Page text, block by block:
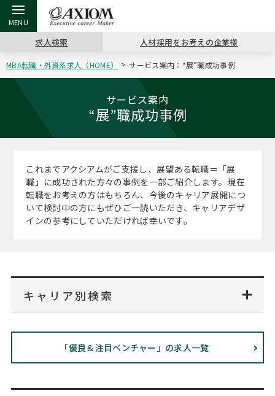
戻る
アクシアムの特長
サービス案内
“展”職
戻る
キャリア支援 TOP
キャリアデザイン講座
（最新求人市場動向）
MBAキ
ステージ別アドバイス
MBAの転職事例
インターン受入企業一覧
年齢と年収の相関図
戻る
転職ツール TOP
英文レジュメの書き方
英文レ
日本語履歴書テンプレート
よくある面接Q&A集
Web面接の準備・注意点
戻る
転職コラム TOP
“展”職相談室
コンサルティングの現場から
転職成功への4つの鍵
注目企業インタビュー
戻る
イベント・セミナー TOP
キャリアデザインセミナー
ジョブフェア
海外セミナー
プロ経営者の特別セミナー
Career Talk Live
MBA NETWORKING
戻る
会社概要 TOP
アクセス
採用情報
ニュースリリース
求人検索 人材採用をお考えの企業様
MBA転職・外資系求人（HOME） サービス案内：“展”職成功事例
サービス案内
“展”職成功事例
これまでアクシアムがご支援し、展望ある転職＝「展
職」に成功された方々の事例を一部ご紹介します。現在
転職をお考えの方はもちろん、今後のキャリア展開につ
いて検討中の方にもぜひご一読いただき、キャリアデザ
インの参考にしていただければ幸いです。
キャリア別検索
「優良＆注目ベンチャー」の求人一覧